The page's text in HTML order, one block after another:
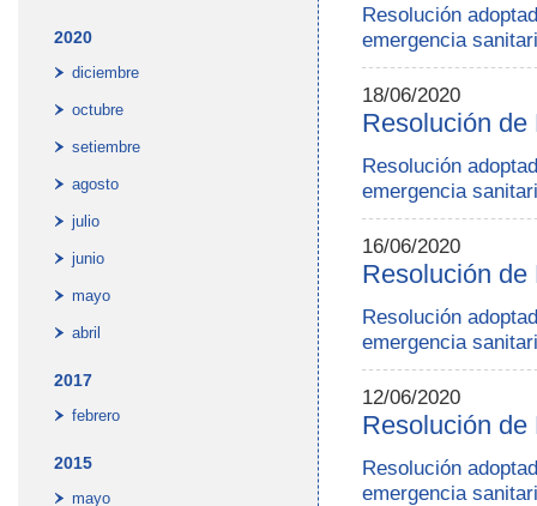
2020
diciembre
octubre
setiembre
agosto
julio
junio
mayo
abril
2017
febrero
2015
mayo
Resolución
emergencia
18/06/2020
Resolución de
Resolución
emergencia
16/06/2020
Resolución de
Resolución
emergencia
12/06/2020
Resolución
Resolución
emergencia